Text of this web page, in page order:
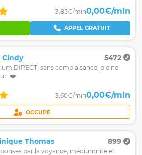
3,85€/min0,00€/min
APPEL GRATUIT
Cindy 5472
sans complaisance, pleine
!❤️
3,60€/min0,00€/min
OCCUPÉ
Thomas 899
par la voyance, médiumnité et